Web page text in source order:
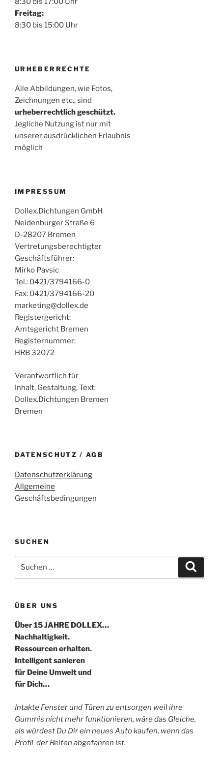
Freitag:
8:30 bis 15:00 Uhr
URHEBERRECHTE
Alle Abbildungen, wie Fotos,
Zeichnungen etc., sind
urheberrechtlich geschützt.
Jegliche Nutzung ist nur mit
unserer ausdrücklichen Erlaubnis
möglich
IMPRESSUM
Dollex.Dichtungen GmbH
Neidenburger Straße 6
D-28207 Bremen
Vertretungsberechtigter
Geschäftsführer:
Mirko Pavsic
Tel.: 0421/3794166-0
Fax: 0421/3794166-20
marketing@dollex.de
Registergericht:
Amtsgericht Bremen
Registernummer:
HRB 32072
Verantwortlich für
Inhalt, Gestaltung, Text:
Dollex.Dichtungen Bremen
Bremen
DATENSCHUTZ / AGB
Datenschutzerklärung
Allgemeine
Geschäftsbedingungen
SUCHEN
nach:
ÜBER UNS
Über 15 JAHRE DOLLEX…
Nachhaltigkeit.
Ressourcen erhalten.
Intelligent sanieren
für Deine Umwelt und
für Dich…
Intakte Fenster und Türen zu entsorgen weil ihre
Gummis nicht mehr funktionieren, wäre das Gleiche,
als würdest Du Dir ein neues Auto kaufen, wenn das
Profil der Reifen abgefahren ist.